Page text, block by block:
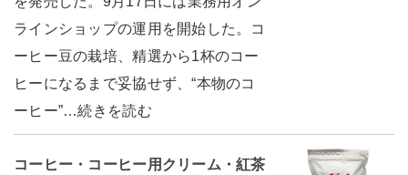
ラインショップの運用を開始した。コ
ーヒー豆の栽培、精選から1杯のコー
ヒーになるまで妥協せず、“本物のコ
ーヒー”…続きを読む
コーヒー・コーヒー用クリーム・紅茶